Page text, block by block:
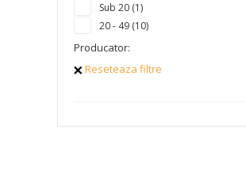
Sub 20 (1)
20 - 49 (10)
Producator:
Reseteaza filtre